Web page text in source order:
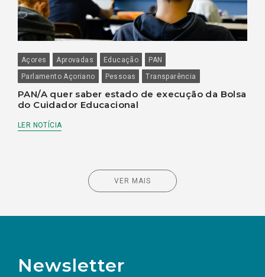
Açores Aprovadas Educação
PAN
Parlamento Açoriano
Pessoas Transparência
PAN/A quer saber estado de execução da Bolsa
do Cuidador Educacional
LER NOTÍCIA
VER MAIS
Newsletter